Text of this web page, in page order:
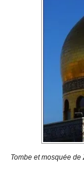
Tombe et mosquée